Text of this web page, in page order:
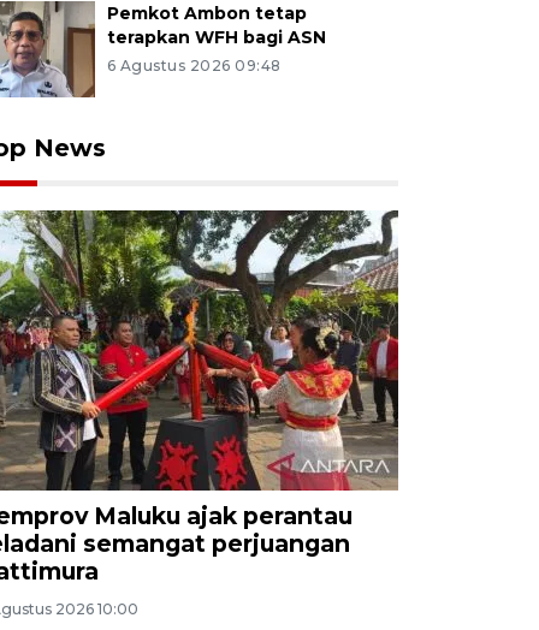
Pemkot Ambon tetap
terapkan WFH bagi ASN
6 Agustus 2026 09:48
News
Maluku ajak perantau
semangat perjuangan
2026 10:00